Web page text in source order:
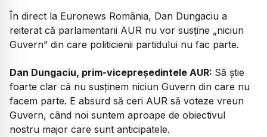
În direct la Euronews România, Dan Dungaciu a
reiterat că parlamentarii AUR nu vor susține „niciun
Guvern” din care politicienii partidului nu fac parte.
Dan Dungaciu, prim-vicepreședintele AUR: Să știe
foarte clar că nu susținem niciun Guvern din care nu
facem parte. E absurd să ceri AUR să voteze vreun
Guvern, când noi suntem aproape de obiectivul
nostru major care sunt anticipatele.